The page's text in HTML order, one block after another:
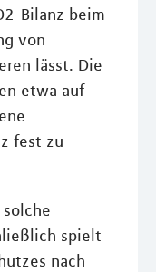
Bilanz beim
von
lässt. Die
etwa auf
fest zu
spielt
nach